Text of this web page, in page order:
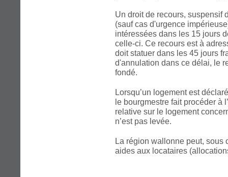
Un droit de recours, suspensif
(sauf cas d'urgence
intéressées dans les 15 jours
celle-ci. Ce recours est à
doit statuer dans les 45 jours
d'annulation dans ce délai, le
fondé.
Lorsqu’un logement est
le bourgmestre fait procéder à
relative sur le logement
n’est pas levée.
La région wallonne peut, sous
aides aux locataires